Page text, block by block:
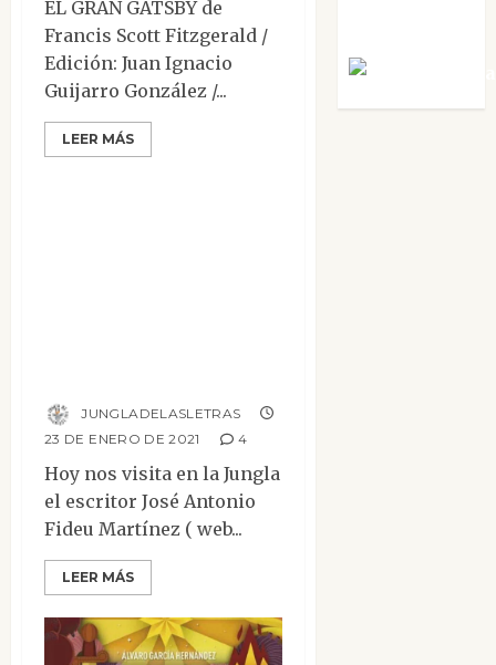
EL GRAN GATSBY de
Francis Scott Fitzgerald /
Edición: Juan Ignacio
Guijarro González /...
LEER MÁS
JUNGLADELASLETRAS
23 DE ENERO DE 2021
4
Hoy nos visita en la Jungla
el escritor José Antonio
Fideu Martínez ( web...
LEER MÁS